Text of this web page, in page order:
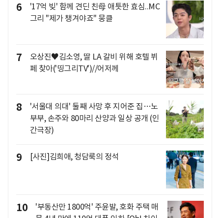
6
'17억 빚' 함께 견딘 친母 애틋한 효심..MC
그리 "제가 챙겨야죠" 뭉클
7
오상진♥김소영, 딸 LA 갈비 위해 호텔 뷔
페 찾아('띵그리TV')//어저께
8
'서울대 의대' 둘째 사망 후 지어준 집…노
부부, 손주와 80마리 산양과 일상 공개 (인
간극장)
9 [사진]김희애, 청담룩의 정석
10
'부동산만 1800억' 주윤발, 호화 주택 매